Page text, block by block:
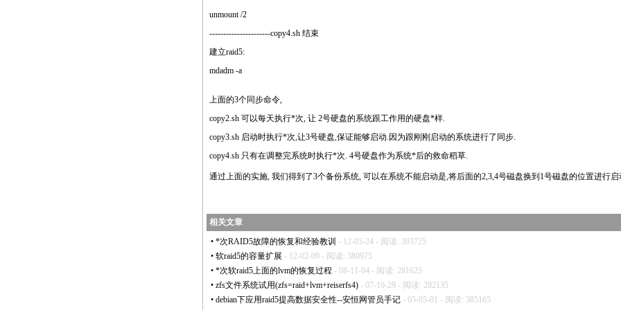
unmount /2
----------------------copy4.sh 结束
建立raid5:
mdadm -a
上面的3个同步命令,
copy2.sh 可以每天执行*次, 让 2号硬盘的系统跟工作用的硬盘*样.
copy3.sh 启动时执行*次,让3号硬盘,保证能够启动.因为跟刚刚启动的系统进行了同步.
copy4.sh 只有在调整完系统时执行*次. 4号硬盘作为系统*后的救命稻草.
通过上面的实施, 我们得到了3个备份系统, 可以在系统不能启动是,将后面的2,3,4号磁盘换到1号磁盘的位置进行启
相关文章
• *次RAID5故障的恢复和经验教训 - 12-03-24 - 阅读: 393725
• 软raid5的容量扩展 - 12-02-09 - 阅读: 380975
• *次软raid5上面的lvm的恢复过程 - 08-11-04 - 阅读: 281625
• zfs文件系统试用(zfs=raid+lvm+reiserfs4) - 07-10-29 - 阅读: 282135
• debian下应用raid5提高数据安全性--安恒网管员手记 - 05-05-01 - 阅读: 385165